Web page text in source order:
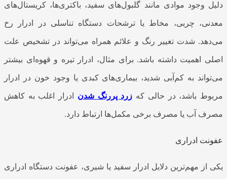
دلیل وجود موادی مانند گلبول‌های سفید، باکتری‌ها، کریستال‌های
معدنی، چربی، مخاط یا ترشحات دستگاه تناسلی در ادرار رخ
می‌دهد. شدت تغییر رنگ و علائم همراه می‌تواند در تشخیص علت
اصلی اهمیت داشته باشد. برای مثال، ادرار تیره و قهوه‌ای بیشتر
می‌تواند به کم‌آبی شدید، بیماری‌های کبدی یا وجود خون در ادرار
مربوط باشد، در حالی که زرد پررنگ شدن ادرار اغلب به کاهش
مصرف آب یا مصرف برخی مکمل‌ها ارتباط دارد.
عفونت ادراری
یکی از مهم‌ترین دلایل ادرار سفید یا شیری، عفونت دستگاه ادراری